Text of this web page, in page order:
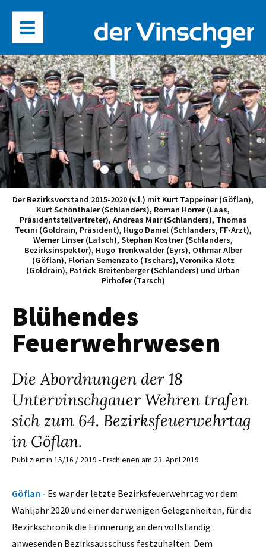
Der Bezirksvorstand 2015-2020 (v.l.) mit Kurt Tappeiner (Göflan),
Kurt Schönthaler (Schlanders), Roman Horrer (Laas,
Präsidentstellvertreter), Andreas Mair (Schlanders), Thomas
Tecini (Goldrain, Präsident), Hugo Daniel (Schlanders, FF-Arzt),
Werner Linser (Latsch), Stephan Kostner (Schlanders,
Bezirksinspektor), Hugo Trenkwalder (Eyrs), Othmar Alber
(Göflan), Florian Semenzato (Tschars), Veronika Klotz
(Goldrain), Patrick Breitenberger (Schlanders) und Urban
Pirhofer (Tarsch)
Blühendes
Feuerwehrwesen
Die Abordnungen der 18
Untervinschgauer Wehren trafen
sich zum 64. Bezirksfeuerwehrtag
in Göflan.
Publiziert in 15/16 / 2019 - Erschienen am 23. April 2019
Göflan - Es war der letzte Bezirksfeuerwehrtag vor dem
Wahljahr 2020 und einer der wenigen Gelegenheiten, für die
Bezirkschronik die Erinnerung an den vollständig
anwesenden Bezirksausschuss festzuhalten. Dem